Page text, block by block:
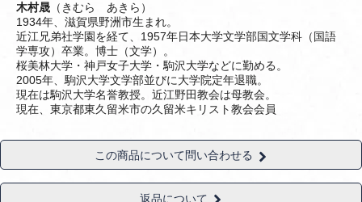
木村晟 （きむら あきら）
1934年、滋賀県野洲市生まれ。
近江兄弟社学園を経て、1957年日本大学文学部国文学科（国語
学専攻）卒業。博士（文学）。
桜美林大学・神戸女子大学・駒沢大学などに勤める。
2005年、駒沢大学文学部並びに大学院定年退職。
現在は駒沢大学名誉教授。近江野田教会は母教会。
現在、東京都東久留米市の久留米キリスト教会会員
この商品について問い合わせる
返品について